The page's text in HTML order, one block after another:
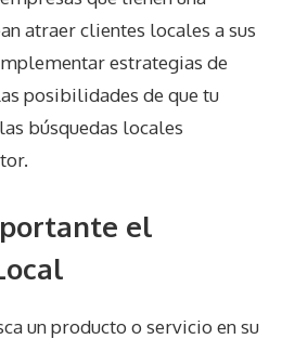
atraer clientes locales a sus
estrategias de
posibilidades de que tu
búsquedas locales
el
un producto o servicio en su